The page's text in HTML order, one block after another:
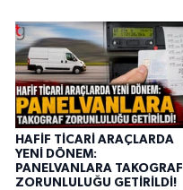
HAFİF TİCARİ ARAÇLARDA
YENİ DÖNEM:
PANELVANLARA TAKOGRAF
ZORUNLULUĞU GETİRİLDİ!